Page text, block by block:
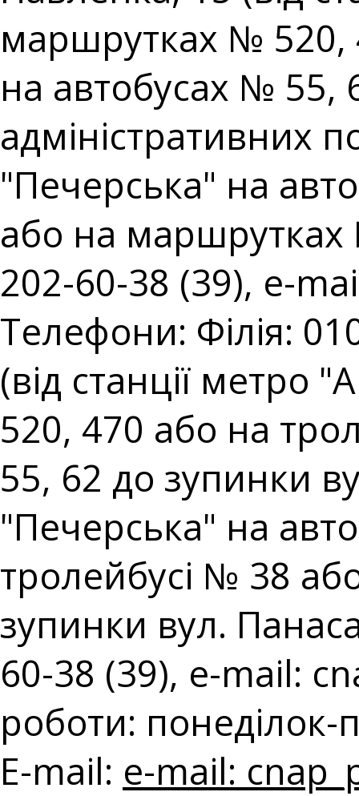
маршрутках № 520,
на автобусах № 55,
адміністративних
"Печерська" на
або на маршрутках
202-60-38 (39), e-
Телефони: Філія:
(від станції
520, 470 або на
55, 62 до зупинки
"Печерська" на
тролейбусі № 38
зупинки вул.
60-38 (39), e-mail:
роботи:
E-mail: e-mail: